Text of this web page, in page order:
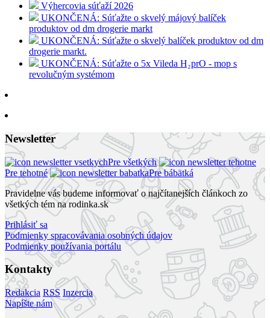
Výhercovia súťaží 2026
UKONČENÁ: Súťažte o skvelý májový balíček
produktov od dm drogerie markt
UKONČENÁ: Súťažte o skvelý balíček produktov od dm
drogerie markt.
UKONČENÁ: Súťažte o 5x Vileda H₂prO - mop s
revolučným systémom
Newsletter
Pre všetkých
Pre tehotné
Pre bábätká
Pravidelne vás budeme informovať o najčítanejších článkoch zo
všetkých tém na rodinka.sk
Prihlásiť sa
Podmienky spracovávania osobných údajov
Podmienky používania portálu
Kontakty
Redakcia RSS Inzercia
Napíšte nám